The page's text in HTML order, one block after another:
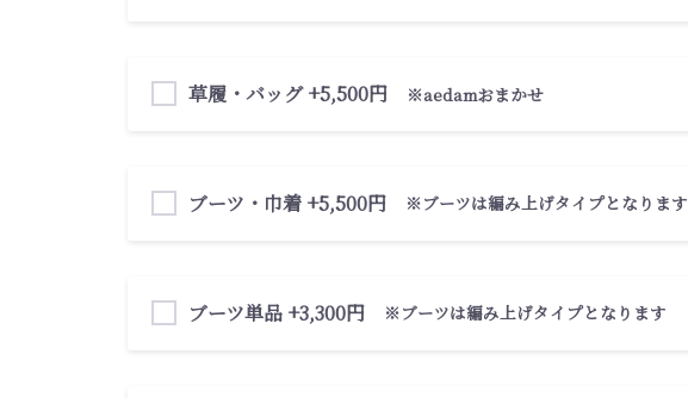
草履・バッグ +5,500円 ※aedamおまかせ
ブーツ・巾着 +5,500円 ※ブーツは編み上げタイプとなります
ブーツ単品 +3,300円 ※ブーツは編み上げタイプとなります